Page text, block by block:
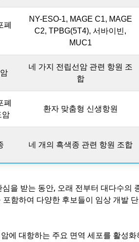
폐
NY-ESO-1, MAGE C1, MAGE
C2, TPBG(5T4), 서바이빈,
MUC1
네 가지 전립선암 관련 항원 조
합
폐
암
환자 맞춤형 신생항원
네 개의 흑색종 관련 항원 조합
을 받는 동안, 오래 전부터 대다수의
함하여 다양한 후보들이 임상 개발
에 대항하는 주요 면역 세포를 활성